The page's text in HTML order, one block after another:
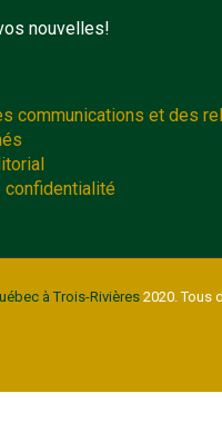
nouvelles!
communications et des
confidentialité
à Trois-Rivières2020. Tous